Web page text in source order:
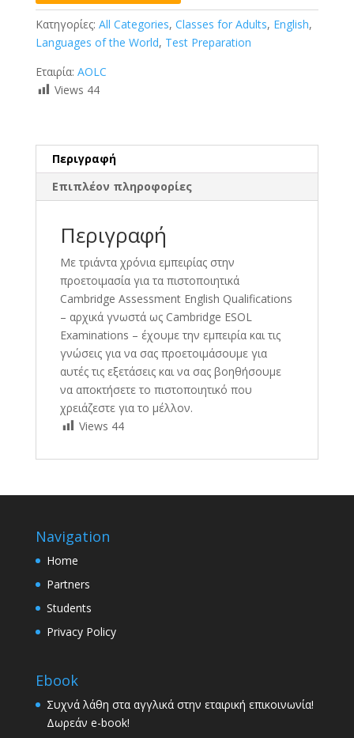
Κατηγορίες: All Categories, Classes for Adults, English,
Languages of the World, Test Preparation
Εταιρία: AOLC
Views 44
Περιγραφή
Επιπλέον πληροφορίες
Περιγραφή
Με τριάντα χρόνια εμπειρίας στην
προετοιμασία για τα πιστοποιητικά
Cambridge Assessment English Qualifications
– αρχικά γνωστά ως Cambridge ESOL
Examinations – έχουμε την εμπειρία και τις
γνώσεις για να σας προετοιμάσουμε για
αυτές τις εξετάσεις και να σας βοηθήσουμε
να αποκτήσετε το πιστοποιητικό που
χρειάζεστε για το μέλλον.
Views 44
Navigation
Home
Partners
Students
Privacy Policy
Ebook
Συχνά λάθη στα αγγλικά στην εταιρική επικοινωνία!
Δωρεάν e-book!